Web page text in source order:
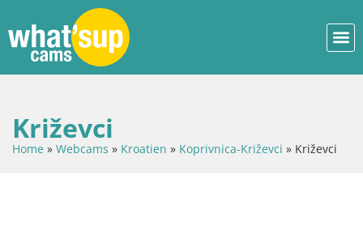
Križevci
Home » Webcams » Kroatien » Koprivnica-Križevci » Križevci